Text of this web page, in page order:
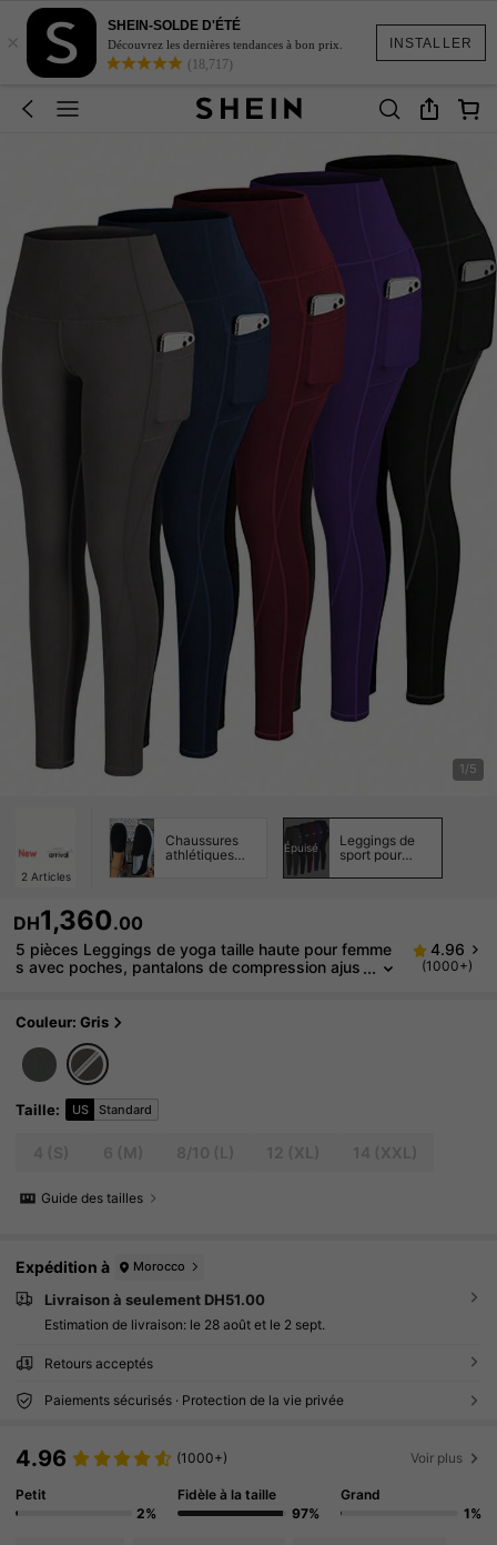
INSTALLER
×
SHEIN-SOLDE D'ÉTÉ
Découvrez les dernières tendances à bon prix.
(18,717)
1/5
2 Articles
Chaussures
athlétiques
Épuisé
Leggings de
sport pour
DH1,360.00
5 pièces Leggings de yoga taille haute pour femme
s avec poches, pantalons de compression ajus
4.96
(1000+)
Couleur: Gris
Taille: US Standard
Guide des tailles
Expédition à Morocco
Livraison à seulement DH51.00
Estimation de livraison: le 28 août et le 2 sept.
Retours acceptés
Paiements sécurisés · Protection de la vie privée
4.96 (1000+) Voir plus
Petit
2%
Fidèle à la taille
97%
Grand
1%